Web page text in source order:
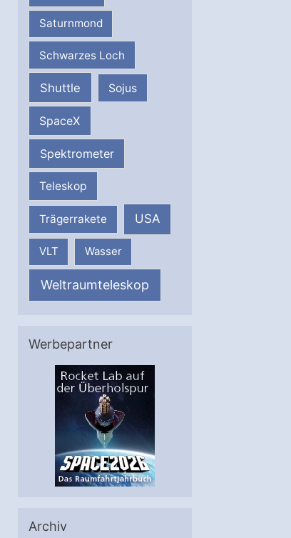
Saturnmond
Schwarzes Loch
Shuttle Sojus
SpaceX
Spektrometer
Teleskop
Trägerrakete USA
VLT Wasser
Weltraumteleskop
Werbepartner
Archiv